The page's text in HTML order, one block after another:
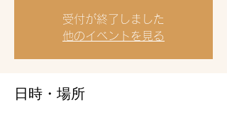
受付が終了しました
他のイベントを見る
日時・場所